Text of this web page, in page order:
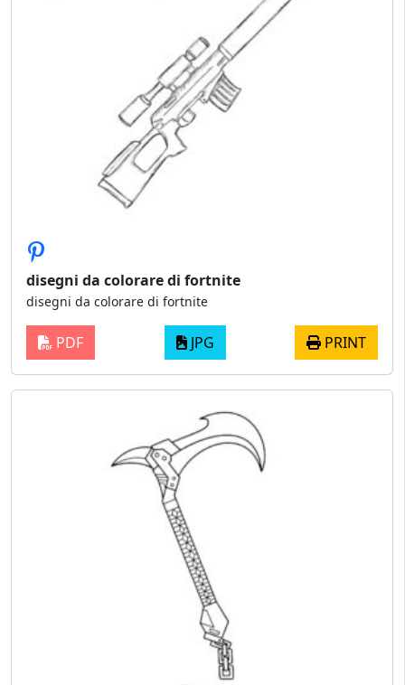
disegni da colorare di fortnite
disegni da colorare di fortnite
PDF JPG PRINT